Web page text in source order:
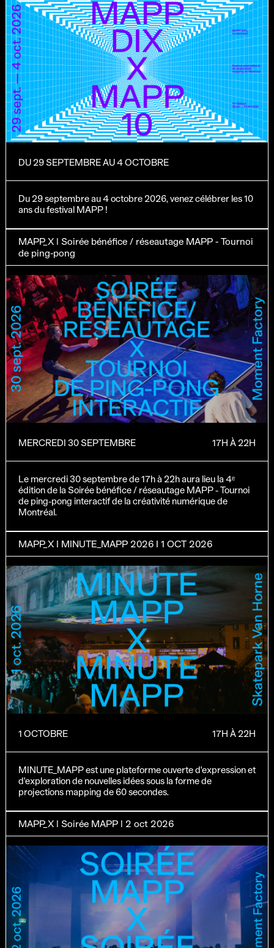
DU 29 SEPTEMBRE AU 4 OCTOBRE
Du 29 septembre au 4 octobre 2026, venez célébrer les 10
ans du festival MAPP !
MAPP_X | Soirée bénéfice / réseautage MAPP - Tournoi
de ping-pong
MERCREDI 30 SEPTEMBRE 17H À 22H
Le mercredi 30 septembre de 17h à 22h aura lieu la 4ᵉ
édition de la Soirée bénéfice / réseautage MAPP - Tournoi
de ping-pong interactif de la créativité numérique de
Montréal.
MAPP_X I MINUTE_MAPP 2026 I 1 OCT 2026
1 OCTOBRE 17H À 22H
MINUTE_MAPP est une plateforme ouverte d'expression et
d'exploration de nouvelles idées sous la forme de
projections mapping de 60 secondes.
MAPP_X | Soirée MAPP | 2 oct 2026